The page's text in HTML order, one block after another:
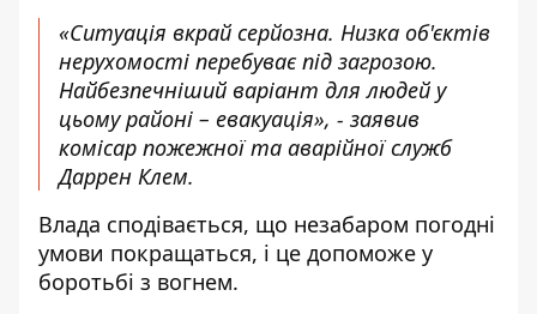
«Ситуація вкрай серйозна. Низка об'єктів
нерухомості перебуває під загрозою.
Найбезпечніший варіант для людей у ​​
цьому районі – евакуація», - заявив
комісар пожежної та аварійної служб
Даррен Клем.
Влада сподівається, що незабаром погодні
умови покращаться, і це допоможе у
боротьбі з вогнем.